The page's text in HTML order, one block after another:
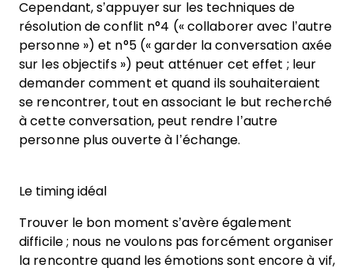
Cependant, s’appuyer sur les techniques de
résolution de conflit n°4 (« collaborer avec l’autre
personne ») et n°5 (« garder la conversation axée
sur les objectifs ») peut atténuer cet effet ; leur
demander comment et quand ils souhaiteraient
se rencontrer, tout en associant le but recherché
à cette conversation, peut rendre l’autre
personne plus ouverte à l’échange.
Le timing idéal
Trouver le bon moment s’avère également
difficile ; nous ne voulons pas forcément organiser
la rencontre quand les émotions sont encore à vif,